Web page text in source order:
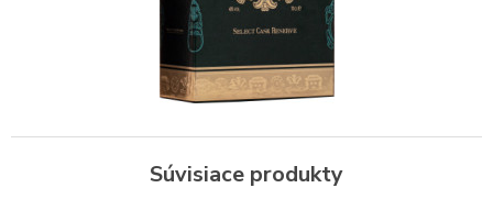
Súvisiace produkty